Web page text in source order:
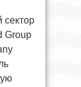
сектор
Group